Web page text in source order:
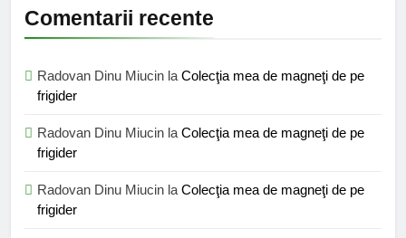
Comentarii recente
Radovan Dinu Miucin la Colecţia mea de magneţi de pe
frigider
Radovan Dinu Miucin la Colecţia mea de magneţi de pe
frigider
Radovan Dinu Miucin la Colecţia mea de magneţi de pe
frigider